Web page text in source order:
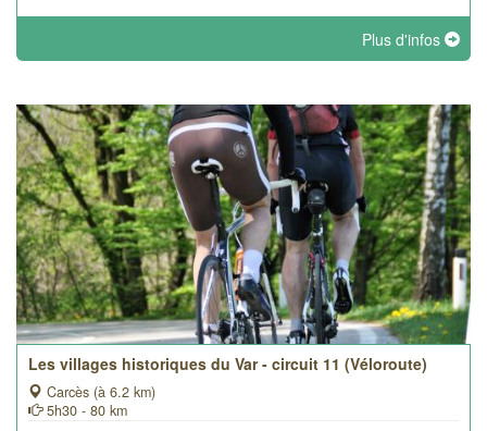
Plus d'infos
Les villages historiques du Var - circuit 11 (Véloroute)
Carcès (à 6.2 km)
5h30 - 80 km